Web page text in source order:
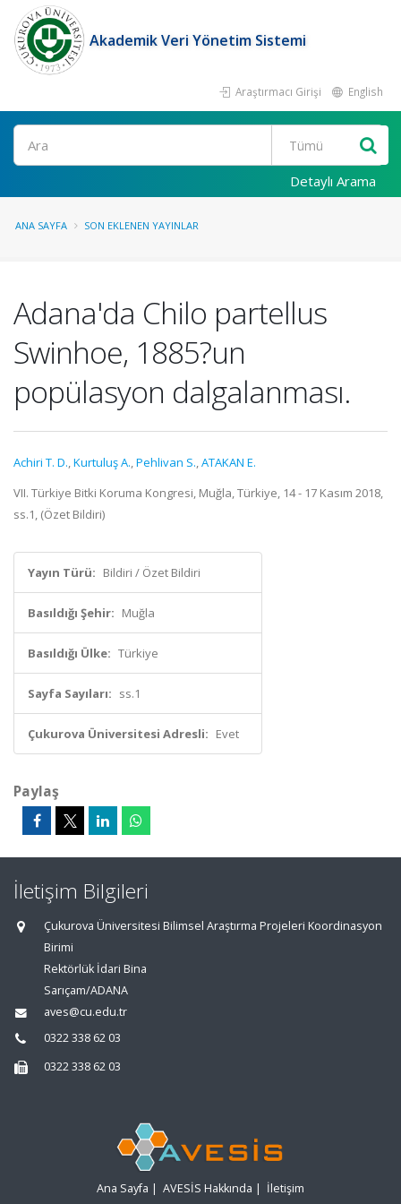
Akademik Veri Yönetim Sistemi
Araştırmacı Girişi English
Ara
Detaylı Arama
ANA SAYFA SON EKLENEN YAYINLAR
Adana'da Chilo partellus
Swinhoe, 1885?un
popülasyon dalgalanması.
Achiri T. D.,Kurtuluş A.,Pehlivan S.,ATAKAN E.
VII. Türkiye Bitki Koruma Kongresi, Muğla, Türkiye, 14 - 17 Kasım 2018,
ss.1, (Özet Bildiri)
Yayın Türü: Bildiri / Özet Bildiri
Basıldığı Şehir: Muğla
Basıldığı Ülke: Türkiye
Sayfa Sayıları: ss.1
Çukurova Üniversitesi Adresli: Evet
Paylaş
İletişim Bilgileri
Çukurova Üniversitesi Bilimsel Araştırma Projeleri Koordinasyon
Birimi
Rektörlük İdari Bina
Sarıçam/ADANA
aves@cu.edu.tr
0322 338 62 03
0322 338 62 03
Ana Sayfa | AVESİS Hakkında | İletişim